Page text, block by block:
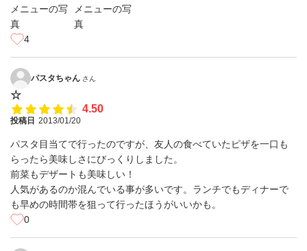
4
パスタちゃん さん
☆
4.50
投稿日 2013/01/20
パスタ目当てで行ったのですが、友人の食べていたピザを一口も
らったら美味しさにびっくりしました。
前菜もデザートも美味しい！
人気があるのか混んでいる事が多いです。ランチでもディナーで
も早めの時間帯を狙って行ったほうがいいかも。
0